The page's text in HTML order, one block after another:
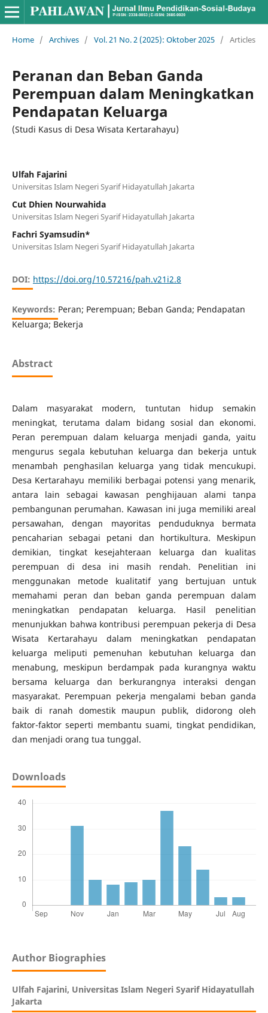
Home / Archives / Vol. 21 No. 2 (2025): Oktober 2025 / Articles
Peranan dan Beban Ganda
Perempuan dalam Meningkatkan
Pendapatan Keluarga
(Studi Kasus di Desa Wisata Kertarahayu)
Ulfah Fajarini
Universitas Islam Negeri Syarif Hidayatullah Jakarta
Cut Dhien Nourwahida
Universitas Islam Negeri Syarif Hidayatullah Jakarta
Fachri Syamsudin*
Universitas Islam Negeri Syarif Hidayatullah Jakarta
DOI: https://doi.org/10.57216/pah.v21i2.8
Keywords: Peran; Perempuan; Beban Ganda; Pendapatan
Keluarga; Bekerja
Abstract
Dalam masyarakat modern, tuntutan hidup semakin
meningkat, terutama dalam bidang sosial dan ekonomi.
Peran perempuan dalam keluarga menjadi ganda, yaitu
mengurus segala kebutuhan keluarga dan bekerja untuk
menambah penghasilan keluarga yang tidak mencukupi.
Desa Kertarahayu memiliki berbagai potensi yang menarik,
antara lain sebagai kawasan penghijauan alami tanpa
pembangunan perumahan. Kawasan ini juga memiliki areal
persawahan, dengan mayoritas penduduknya bermata
pencaharian sebagai petani dan hortikultura. Meskipun
demikian, tingkat kesejahteraan keluarga dan kualitas
perempuan di desa ini masih rendah. Penelitian ini
menggunakan metode kualitatif yang bertujuan untuk
memahami peran dan beban ganda perempuan dalam
meningkatkan pendapatan keluarga. Hasil penelitian
menunjukkan bahwa kontribusi perempuan pekerja di Desa
Wisata Kertarahayu dalam meningkatkan pendapatan
keluarga meliputi pemenuhan kebutuhan keluarga dan
menabung, meskipun berdampak pada kurangnya waktu
bersama keluarga dan berkurangnya interaksi dengan
masyarakat. Perempuan pekerja mengalami beban ganda
baik di ranah domestik maupun publik, didorong oleh
faktor-faktor seperti membantu suami, tingkat pendidikan,
dan menjadi orang tua tunggal.
Downloads
Author Biographies
Ulfah Fajarini, Universitas Islam Negeri Syarif Hidayatullah
Jakarta